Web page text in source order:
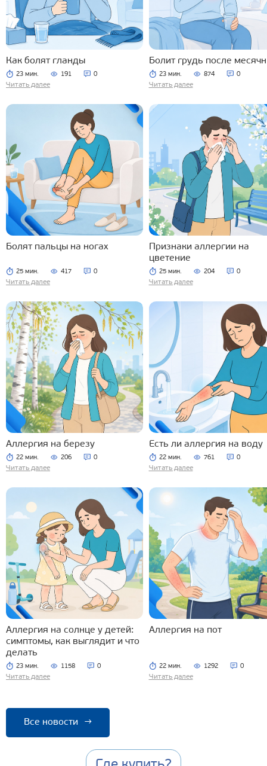
Как болят гланды
23 мин. 191 0
Читать далее
Болит грудь после
23 мин. 874 0
Читать далее
Болят пальцы на ногах
25 мин. 417 0
Читать далее
Признаки аллергии на
цветение
25 мин. 204 0
Читать далее
Аллергия на березу
22 мин. 206 0
Читать далее
Есть ли аллергия на воду
22 мин. 761 0
Читать далее
Аллергия на солнце у детей:
симптомы, как выглядит и что
делать
23 мин. 1158 0
Читать далее
Аллергия на пот
22 мин. 1292 0
Читать далее
Все новости →